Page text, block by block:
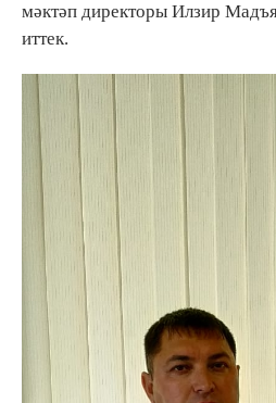
мәктәп директоры Илзир
иттек.